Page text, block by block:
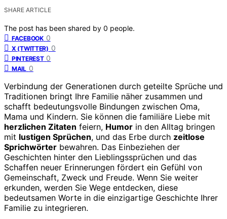
SHARE ARTICLE
The post has been shared by 0 people.
FACEBOOK 0
X (TWITTER) 0
PINTEREST 0
MAIL 0
Verbindung der Generationen durch geteilte Sprüche und
Traditionen bringt Ihre Familie näher zusammen und
schafft bedeutungsvolle Bindungen zwischen Oma,
Mama und Kindern. Sie können die familiäre Liebe mit
herzlichen Zitaten feiern, Humor in den Alltag bringen
mit lustigen Sprüchen, und das Erbe durch zeitlose
Sprichwörter bewahren. Das Einbeziehen der
Geschichten hinter den Lieblingssprüchen und das
Schaffen neuer Erinnerungen fördert ein Gefühl von
Gemeinschaft, Zweck und Freude. Wenn Sie weiter
erkunden, werden Sie Wege entdecken, diese
bedeutsamen Worte in die einzigartige Geschichte Ihrer
Familie zu integrieren.